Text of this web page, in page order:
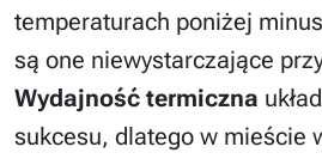
temperaturach poniżej
są one niewystarczające
Wydajność termiczna
sukcesu, dlatego w mieście